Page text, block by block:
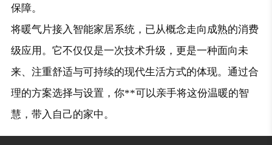
保障。
将暖气片接入智能家居系统，已从概念走向成熟的消费
级应用。它不仅仅是一次技术升级，更是一种面向未
来、注重舒适与可持续的现代生活方式的体现。通过合
理的方案选择与设置，你**可以亲手将这份温暖的智
慧，带入自己的家中。